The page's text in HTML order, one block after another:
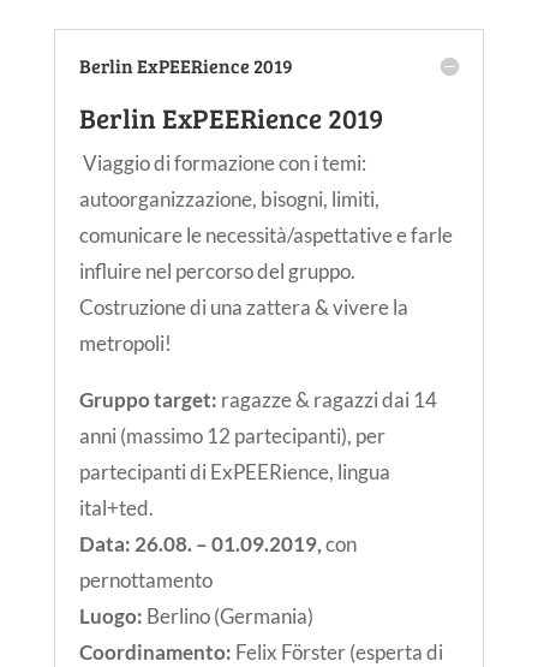
Berlin ExPEERience 2019
Berlin ExPEERience 2019
Viaggio di formazione con i temi:
autoorganizzazione, bisogni, limiti,
comunicare le necessità/aspettative e farle
influire nel percorso del gruppo.
Costruzione di una zattera & vivere la
metropoli!
Gruppo target: ragazze & ragazzi dai 14
anni (massimo 12 partecipanti), per
partecipanti di ExPEERience, lingua
ital+ted.
Data: 26.08. – 01.09.2019,con
pernottamento
Luogo: Berlino (Germania)
Coordinamento: Felix Förster (esperta di